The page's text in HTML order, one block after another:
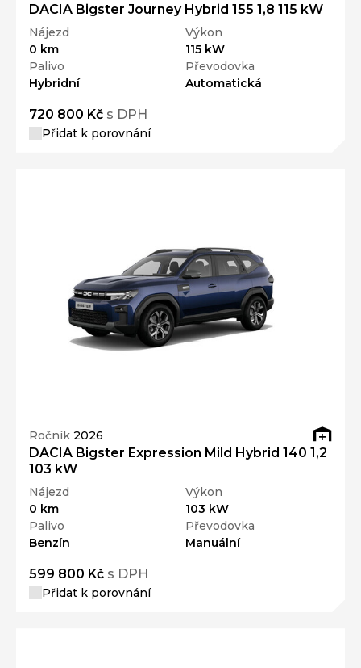
DACIA Bigster Journey Hybrid 155 1,8 115 kW
Nájezd
0 km
Výkon
115 kW
Palivo
Hybridní
Převodovka
Automatická
720 800 Kč s DPH
Přidat k porovnání
Ročník 2026
DACIA Bigster Expression Mild Hybrid 140 1,2
103 kW
Nájezd
0 km
Výkon
103 kW
Palivo
Benzín
Převodovka
Manuální
599 800 Kč s DPH
Přidat k porovnání